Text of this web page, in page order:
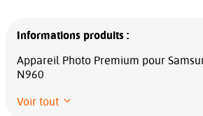
Informations produits :
Appareil Photo Premium pour
N960
Voir tout